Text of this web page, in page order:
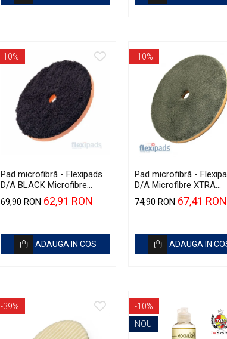
-10%
Pad microfibră - Flexipads
D/A BLACK Microfibre
Cutting Disc 6" (150mm)
69,90 RON62,91 RON
ADAUGA IN COS
-10%
Pad microfibră -
D/A Microfibre XTRA
Cutting Disc 6" (155mm)
74,90 RON67,41 RON
ADAUGA IN
-39%
-10%
NOU